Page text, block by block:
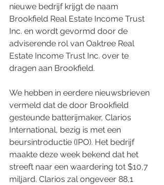
nieuwe bedrijf krijgt de naam
Brookfield Real Estate Income Trust
Inc. en wordt gevormd door de
adviserende rol van Oaktree Real
Estate Income Trust Inc. over te
dragen aan Brookfield.
We hebben in eerdere nieuwsbrieven
vermeld dat de door Brookfield
gesteunde batterijmaker, Clarios
International, bezig is met een
beursintroductie (IPO). Het bedrijf
maakte deze week bekend dat het
streeft naar een waardering tot $10,7
miljard. Clarios zal ongeveer 88,1